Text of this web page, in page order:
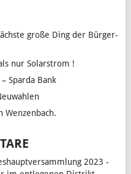
große Ding der Bürger-
nur Solarstrom !
Sparda Bank
Wenzenbach.
2023 -